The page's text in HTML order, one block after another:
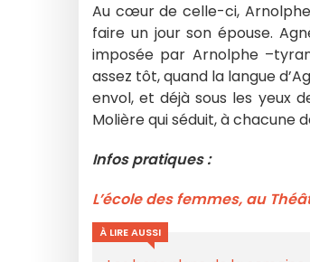
Au cœur de celle-ci,
faire un jour son épouse.
imposée par Arnolphe
assez tôt, quand la langue
envol, et déjà sous les yeux
Molière qui séduit, à chacune
Infos pratiques :
L’école des femmes, au
À LIRE AUSSI